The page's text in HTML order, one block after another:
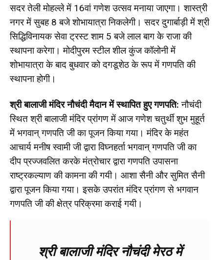
सदर तेली मोहल्ले में 16वां गणेश उत्सव मनाया जाएगा। शास्त्री
नगर में सुबह 8 बजे शोभायात्रा निकलेगी। सदर दुगार्बाड़ी में श्री
सिद्धिविनायक सेवा ट्रस्ट शाम 5 बजे लाल बाग के राजा की
स्थापना करेगा। मोदीपुरम स्टील शील कुंज कॉलोनी में
शोभायात्रा के बाद बुधवार को दगडूशेठ के रूप में गणपति की
स्थापना होगी।
श्री बालाजी मंदिर नौचंदी मैदान में स्थापित हुए गणपति: नौचंदी
स्थित श्री बालाजी मंदिर प्रांगण में आज गणेश चतुर्थी शुभ मुहूर्त
में भगवान् गणपति जी का पूजन किया गया। मंदिर के महंत
आचार्य मनीष स्वामी जी द्वारा विघ्नहर्ता भगवान् गणपति जी का
दीप प्रज्जवलित करके मंत्रोचार द्वारा गणपति उपासना
राष्ट्रकल्याण की कामना की गयी। आशा सैनी और सुमित सैनी
द्वारा पूजन किया गया। इसके उपरांत मंदिर प्रांगण से भगवान
गणपति जी की क्षेत्र परिक्रमा कराई गयी।
श्री बालाजी मंदिर नौचंदी मेरठ में